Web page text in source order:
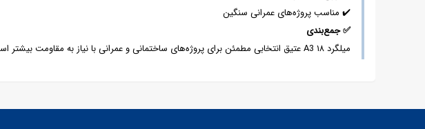
✔️ مناسب پروژه‌های عمرانی سنگین
✅جمع‌بندی
میلگرد ۱۸ A3 عتیق انتخابی مطمئن برای پروژه‌های ساختمانی و عمرانی با نیاز به مقاومت بیشتر است.